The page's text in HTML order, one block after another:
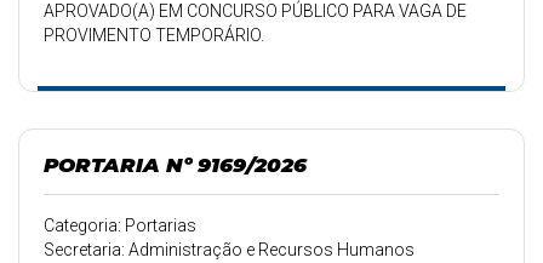
APROVADO(A) EM CONCURSO PÚBLICO PARA VAGA DE
PROVIMENTO TEMPORÁRIO.
PORTARIA Nº 9169/2026
Categoria: Portarias
Secretaria: Administração e Recursos Humanos